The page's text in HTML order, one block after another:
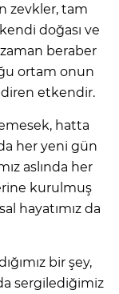
zevkler, tam
doğası ve
beraber
ortam onun
etkendir.
hatta
her yeni gün
aslında her
kurulmuş
hayatımız da
bir şey,
sergilediğimiz